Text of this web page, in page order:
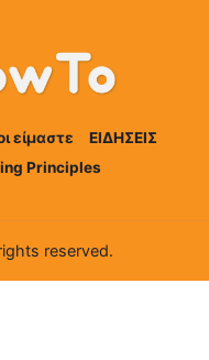
είμαστε
ΕΙΔΗΣΕΙΣ
Principles
reserved.